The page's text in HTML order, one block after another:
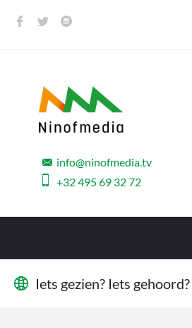
info@ninofmedia.tv
+32 495 69 32 72
Iets gezien? Iets gehoord?